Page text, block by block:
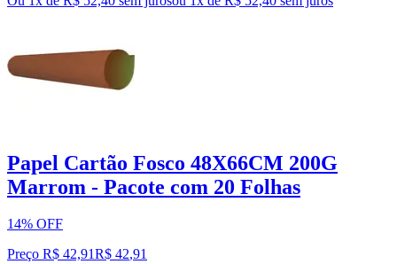
Papel Cartão Fosco 48X66CM 200G
Marrom - Pacote com 20 Folhas
14% OFF
Preço R$ 42,91R$ 42,91